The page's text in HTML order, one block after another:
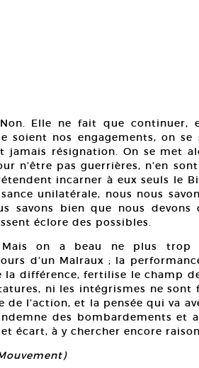
Elle ne fait que continuer,
soient nos engagements, on se
jamais résignation. On se met
n’être pas guerrières, n’en
incarner à eux seuls le
unilatérale, nous nous
savons bien que nous devons
éclore des possibles.
on a beau ne plus trop
d’un Malraux ; la
différence, fertilise le champ
ni les intégrismes ne sont
l’action, et la pensée qui va
des bombardements et
écart, à y chercher encore raison